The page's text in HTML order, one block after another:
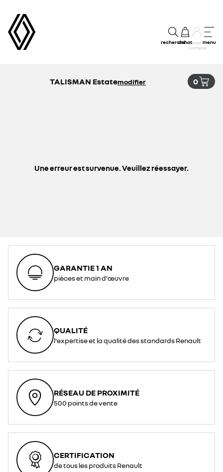
rechercheachatmon
compte
menu
TALISMAN Estatemodifier 0
Une erreur est survenue. Veuillez réessayer.
GARANTIE 1 AN
pièces et main d'œuvre
QUALITÉ
l'expertise et la qualité des standards Renault
RÉSEAU DE PROXIMITÉ
500 points de vente
CERTIFICATION
de tous les produits Renault